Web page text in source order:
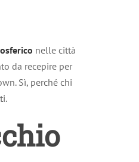
nelle città
da recepire per
Sì, perché chi